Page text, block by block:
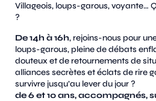
Villageois, loups-garous, voyante…
?
De 14h à 16h, rejoins-nous pour
loups-garous, pleine de débats
douteux et de retournements de
alliances secrètes et éclats de rire
survivre jusqu’au lever du jour ?
de 6 et 10 ans, accompagnés,